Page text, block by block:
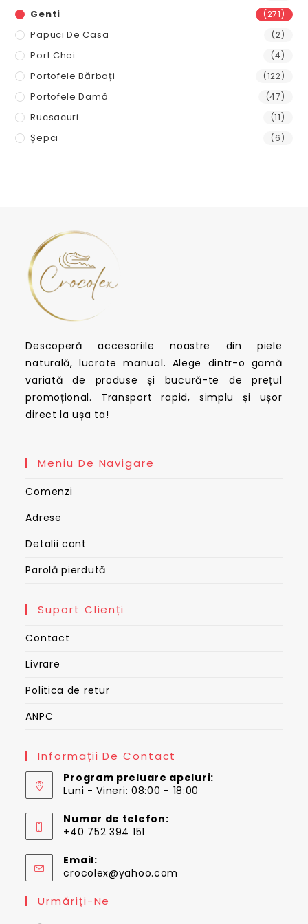
Genti (271)
Papuci De Casa (2)
Port Chei (4)
Portofele Bărbați (122)
Portofele Damă (47)
Rucsacuri (11)
Șepci (6)
Descoperă accesoriile noastre din piele
naturală, lucrate manual. Alege dintr-o gamă
variată de produse și bucură-te de prețul
promoțional. Transport rapid, simplu și ușor
direct la ușa ta!
Meniu De Navigare
Comenzi
Adrese
Detalii cont
Parolă pierdută
Suport Clienți
Contact
Livrare
Politica de retur
ANPC
Informații De Contact
Program preluare apeluri:
Luni - Vineri: 08:00 - 18:00
Numar de telefon:
+40 752 394 151
Email:
crocolex@yahoo.com
Urmăriți-Ne